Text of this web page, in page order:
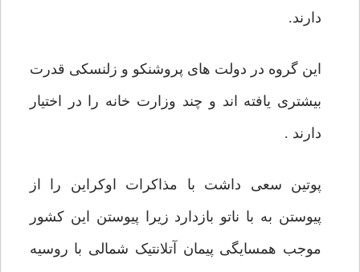
دارند.
این گروه در دولت های پروشنکو و زلنسکی قدرت
بیشتری یافته اند و چند وزارت خانه را در اختیار
دارند .
پوتین سعی داشت با مذاکرات اوکراین را از
پیوستن به با ناتو بازدارد زیرا پیوستن این کشور
موجب همسایگی پیمان آتلانتیک شمالی با روسیه